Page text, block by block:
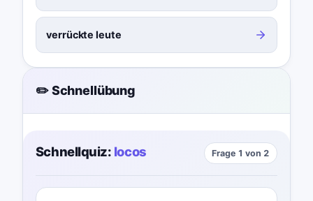
verrückte leute
✏️ Schnellübung
Schnellquiz: locos Frage 1 von 2